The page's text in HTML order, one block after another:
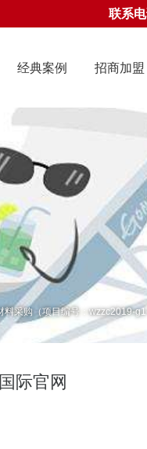
联系
招商加盟
经典案例
龙
料采购（项目编号：wzzc2019-
际官网